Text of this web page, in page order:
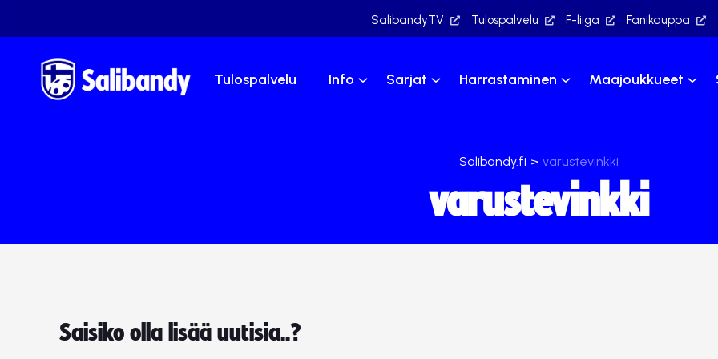
SalibandyTV Tulospalvelu F-liiga Fanikauppa
Tulospalvelu Info Sarjat Harrastaminen Maajoukkueet
Salibandy.fi > varustevinkki
varustevinkki
Saisiko olla lisää uutisia..?